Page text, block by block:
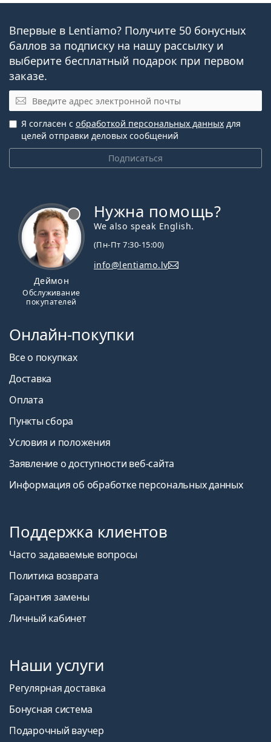
Впервые в Lentiamo? Получите 50 бонусных
баллов за подписку на нашу рассылку и
выберите бесплатный подарок при первом
заказе.
Эл. почта
Подписаться
Я согласен с обработкой персональных данных для
целей отправки деловых сообщений
Деймон
Обслуживание
покупателей
Нужна помощь?
We also speak English.
(Пн-Пт 7:30-15:00)
info@lentiamo.lv
Онлайн-покупки
Все о покупках
Доставка
Оплата
Пункты сбора
Условия и положения
Заявление о доступности веб-сайта
Информация об обработке персональных данных
Поддержка клиентов
Часто задаваемые вопросы
Политика возврата
Гарантия замены
Личный кабинет
Наши услуги
Регулярная доставка
Бонусная система
Подарочный ваучер